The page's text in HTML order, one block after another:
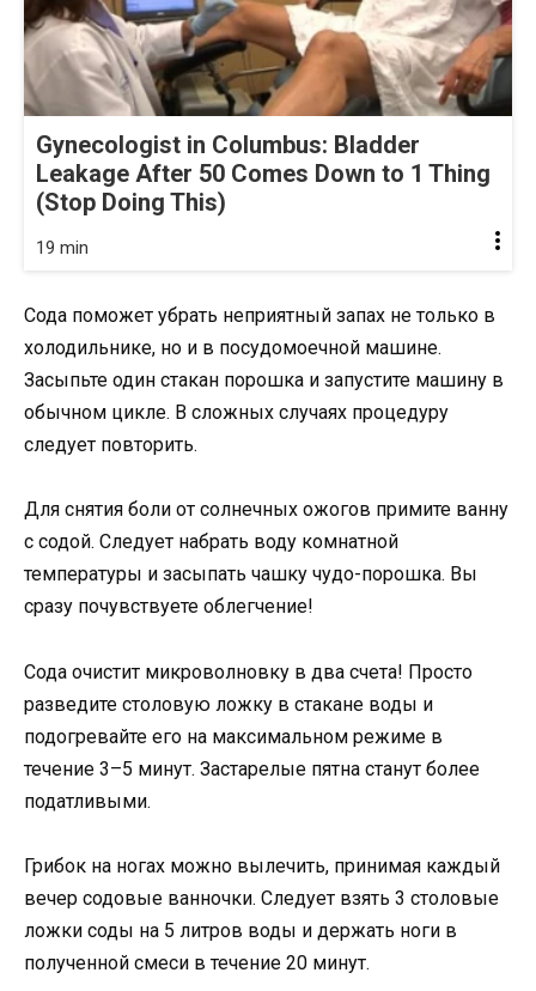
Gynecologist in Columbus: Bladder
Leakage After 50 Comes Down to 1 Thing
(Stop Doing This)
19 min
Сода поможет убрать неприятный запах не только в
холодильнике, но и в посудомоечной машине.
Засыпьте один стакан порошка и запустите машину в
обычном цикле. В сложных случаях процедуру
следует повторить.
Для снятия боли от солнечных ожогов примите ванну
с содой. Следует набрать воду комнатной
температуры и засыпать чашку чудо-порошка. Вы
сразу почувствуете облегчение!
Сода очистит микроволновку в два счета! Просто
разведите столовую ложку в стакане воды и
подогревайте его на максимальном режиме в
течение 3–5 минут. Застарелые пятна станут более
податливыми.
Грибок на ногах можно вылечить, принимая каждый
вечер содовые ванночки. Следует взять 3 столовые
ложки соды на 5 литров воды и держать ноги в
полученной смеси в течение 20 минут.